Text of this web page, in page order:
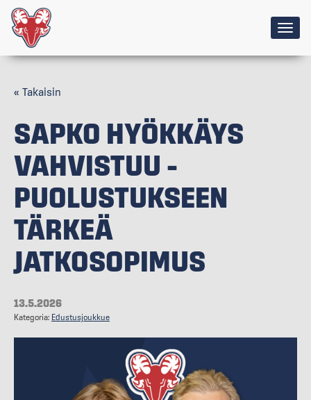
« Takaisin
SAPKO HYÖKKÄYS
VAHVISTUU –
PUOLUSTUKSEEN
TÄRKEÄ
JATKOSOPIMUS
13.5.2026
Kategoria: Edustusjoukkue